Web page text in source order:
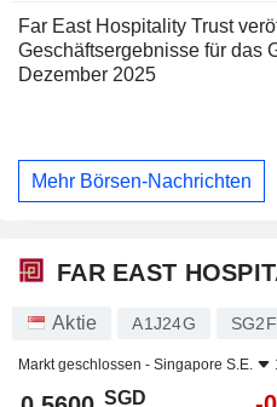
Far East Hospitality Trust
Geschäftsergebnisse für das
Dezember 2025
Mehr Börsen-Nachrichten
FAR EAST
Aktie A1J24G
Markt geschlossen - Singapore S.E.
SGD